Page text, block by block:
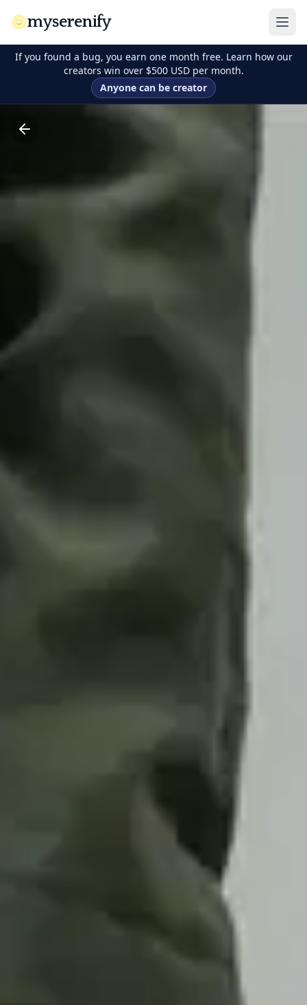
myserenify
If you found a bug, you earn one month free. Learn how our
creators win over $500 USD per month.
Anyone can be creator